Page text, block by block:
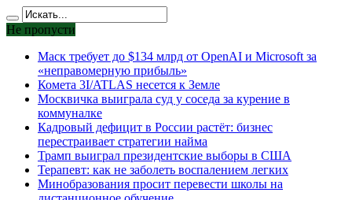
Не пропусти
Маск требует до $134 млрд от OpenAI и Microsoft за
«неправомерную прибыль»
Комета 3I/ATLAS несется к Земле
Москвичка выиграла суд у соседа за курение в
коммуналке
Кадровый дефицит в России растёт: бизнес
перестраивает стратегии найма
Трамп выиграл президентские выборы в США
Терапевт: как не заболеть воспалением легких
Минобразования просит перевести школы на